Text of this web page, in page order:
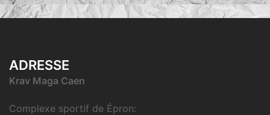
ADRESSE
Krav Maga Caen
Complexe sportif de Épron: